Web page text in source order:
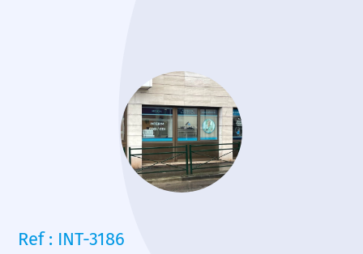
Ref : INT-3186